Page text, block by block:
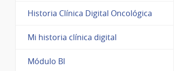
Historia Clínica Digital Oncológica
Mi historia clínica digital
Módulo BI